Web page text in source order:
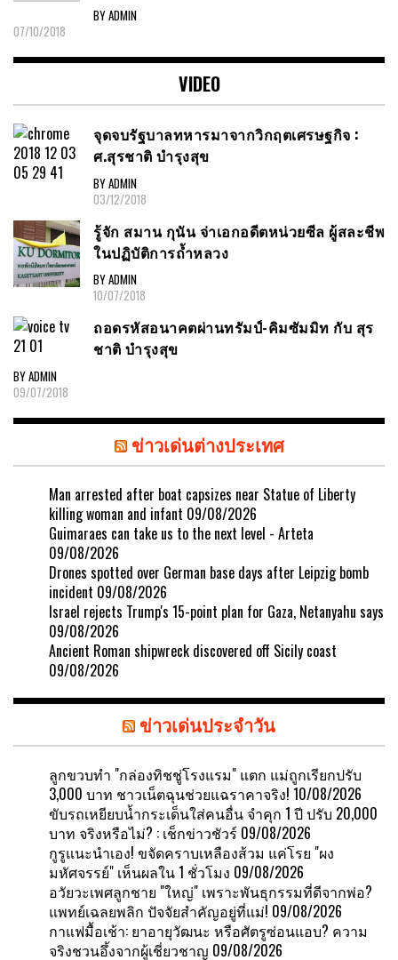
BY ADMIN
07/10/2018
VIDEO
จุดจบรัฐบาลทหารมาจากวิกฤตเศรษฐกิจ :
ศ.สุรชาติ บำรุงสุข
BY ADMIN
03/12/2018
รู้จัก สมาน กุนัน จ่าเอกอดีตหน่วยซีล ผู้สละชีพ
ในปฏิบัติการถ้ำหลวง
BY ADMIN
10/07/2018
ถอดรหัสอนาคตผ่านทรัมป์-คิมซัมมิท กับ สุร
ชาติ บำรุงสุข
BY ADMIN
09/07/2018
ข่าวเด่นต่างประเทศ
Man arrested after boat capsizes near Statue of Liberty
killing woman and infant 09/08/2026
Guimaraes can take us to the next level - Arteta
09/08/2026
Drones spotted over German base days after Leipzig bomb
incident 09/08/2026
Israel rejects Trump's 15-point plan for Gaza, Netanyahu says
09/08/2026
Ancient Roman shipwreck discovered off Sicily coast
09/08/2026
ข่าวเด่นประจำวัน
ลูกขวบทำ "กล่องทิชชู่โรงแรม" แตก แม่ถูกเรียกปรับ
3,000 บาท ชาวเน็ตฉุนช่วยแฉราคาจริง! 10/08/2026
ขับรถเหยียบน้ำกระเด็นใส่คนอื่น จำคุก 1 ปี ปรับ 20,000
บาท จริงหรือไม่? : เช็กข่าวชัวร์ 09/08/2026
กูรูแนะนำเอง! ขจัดคราบเหลืองส้วม แค่โรย "ผง
มหัศจรรย์" เห็นผลใน 1 ชั่วโมง 09/08/2026
อวัยวะเพศลูกชาย "ใหญ่" เพราะพันธุกรรมที่ดีจากพ่อ?
แพทย์เฉลยพลิก ปัจจัยสำคัญอยู่ที่แม่! 09/08/2026
กาแฟมื้อเช้า: ยาอายุวัฒนะ หรือศัตรูซ่อนแอบ? ความ
จริงชวนอึ้งจากผู้เชี่ยวชาญ 09/08/2026